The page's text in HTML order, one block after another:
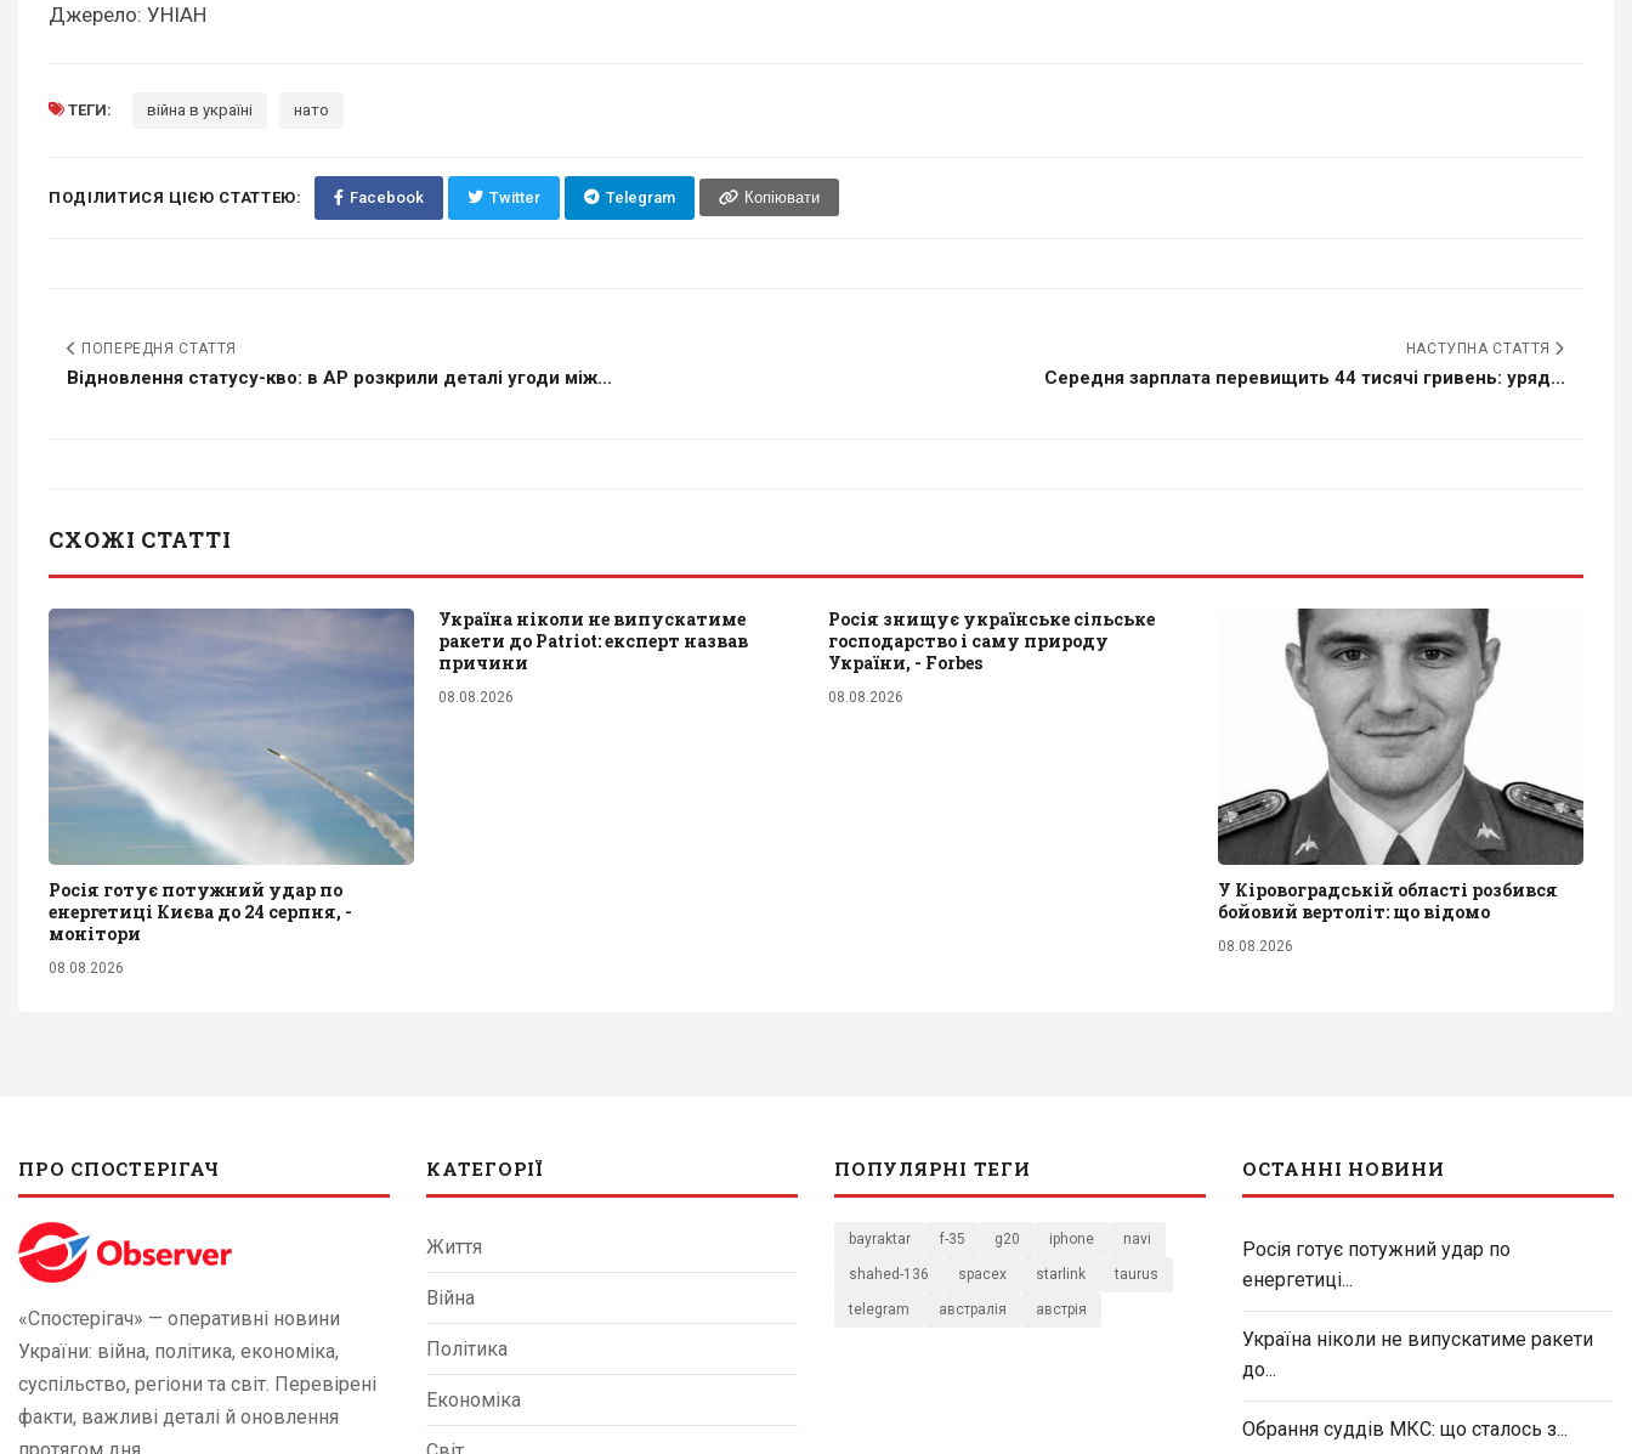
Джерело: УНІАН
ТЕГИ: війна в україні нато
ПОДІЛИТИСЯ ЦІЄЮ СТАТТЕЮ: Facebook Twitter Telegram Копіювати
ПОПЕРЕДНЯ СТАТТЯ
Відновлення статусу-кво: в AP розкрили деталі угоди між...
НАСТУПНА СТАТТЯ
Середня зарплата перевищить 44 тисячі гривень: уряд...
СХОЖІ СТАТТІ
Росія готує потужний удар по
енергетиці Києва до 24 серпня, -
монітори
08.08.2026
Україна ніколи не випускатиме
ракети до Patriot: експерт назвав
причини
08.08.2026
Росія знищує українське сільське
господарство і саму природу
України, - Forbes
08.08.2026
У Кіровоградській області розбився
бойовий вертоліт: що відомо
08.08.2026
ПРО СПОСТЕРІГАЧ
«Спостерігач» — оперативні новини
України: війна, політика, економіка,
суспільство, регіони та світ. Перевірені
факти, важливі деталі й оновлення
протягом дня.
КАТЕГОРІЇ
Життя
Війна
Політика
Економіка
ПОПУЛЯРНІ ТЕГИ
bayraktar f-35 g20 iphone navi
shahed-136 spacex starlink taurus
telegram австралія австрія
ОСТАННІ НОВИНИ
Росія готує потужний удар по
енергетиці...
Україна ніколи не випускатиме ракети
до...
Обрання суддів МКС: що сталось з...